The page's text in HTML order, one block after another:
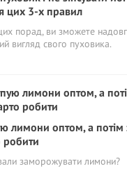
цих 3-х правил
порад, ви зможете
вигляд свого пуховика.
лимони оптом, а потім
робити
заморожувати лимони?